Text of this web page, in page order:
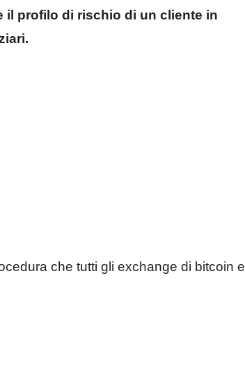
il profilo di rischio di un cliente in
che tutti gli exchange di bitcoin e